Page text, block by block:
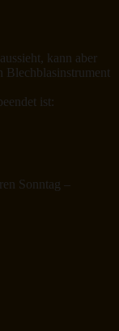
kann aber
Blechblasinstrument
ist:
Sonntag –